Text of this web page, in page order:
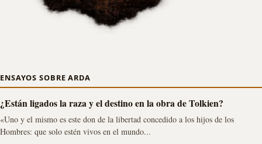
ENSAYOS SOBRE ARDA
¿Están ligados la raza y el destino en la obra de Tolkien?
«Uno y el mismo es este don de la libertad concedido a los hijos de los
Hombres: que solo estén vivos en el mundo...